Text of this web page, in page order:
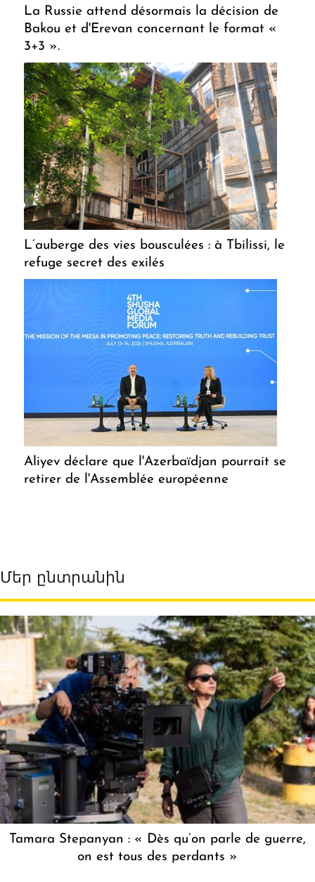
La Russie attend désormais la décision de
Bakou et d'Erevan concernant le format «
3+3 ».
L’auberge des vies bousculées : à Tbilissi, le
refuge secret des exilés
Aliyev déclare que l'Azerbaïdjan pourrait se
retirer de l'Assemblée européenne
Մեր ընտրանին
Tamara Stepanyan : « Dès qu’on parle de guerre,
on est tous des perdants »